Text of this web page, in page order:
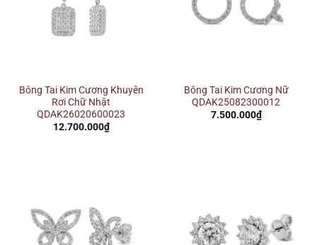
Bông Tai Kim Cương Khuyên
Rơi Chữ Nhật
QDAK26020600023
12.700.000₫
Bông Tai Kim Cương Nữ
QDAK25082300012
7.500.000₫